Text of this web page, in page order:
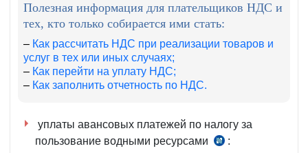
4
ст.
273
НК
Полезная информация для плательщиков НДС и
тех, кто только собирается ими стать:
– Как рассчитать НДС при реализации товаров и
услуг в тех или иных случаях;
– Как перейти на уплату НДС;
– Как заполнить отчетность по НДС.
уплаты авансовых платежей по налогу за
пользование водными ресурсами
ч.: